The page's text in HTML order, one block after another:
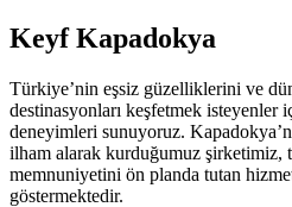
Keyf Kapadokya
Türkiye’nin eşsiz güzelliklerini ve
destinasyonları keşfetmek isteyenler
deneyimleri sunuyoruz.
ilham alarak kurduğumuz şirketimiz,
memnuniyetini ön planda tutan
göstermektedir.